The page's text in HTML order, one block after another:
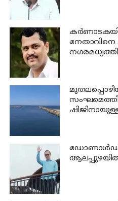
നേതാവിനെ
ഡോണാള്‍ഡ്